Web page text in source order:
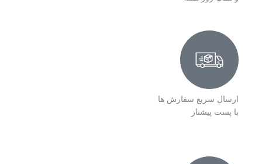
ارسال سریع سفارش ها
با پست پیشتاز